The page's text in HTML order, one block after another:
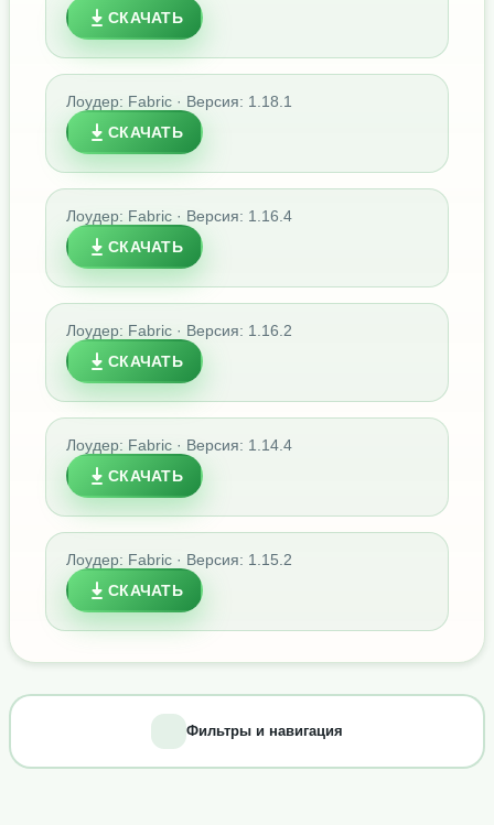
СКАЧАТЬ
Лоудер: Fabric · Версия: 1.18.1
СКАЧАТЬ
Лоудер: Fabric · Версия: 1.16.4
СКАЧАТЬ
Лоудер: Fabric · Версия: 1.16.2
СКАЧАТЬ
Лоудер: Fabric · Версия: 1.14.4
СКАЧАТЬ
Лоудер: Fabric · Версия: 1.15.2
СКАЧАТЬ
Фильтры и навигация